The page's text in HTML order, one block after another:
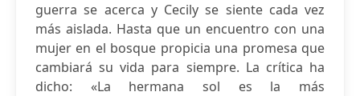
guerra se acerca y Cecily se siente cada vez
más aislada. Hasta que un encuentro con una
mujer en el bosque propicia una promesa que
cambiará su vida para siempre. La crítica ha
dicho: «La hermana sol es la más